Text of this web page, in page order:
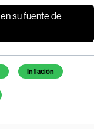
en su fuente de
Inflación